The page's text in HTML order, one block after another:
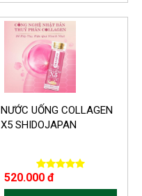
NƯỚC UỐNG COLLAGEN
X5 SHIDOJAPAN
520.000 đ